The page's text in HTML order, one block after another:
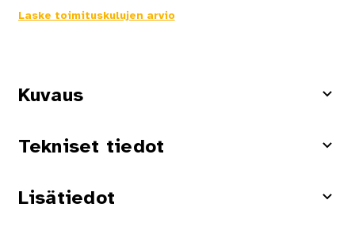
Laske toimituskulujen arvio
Kuvaus
Tekniset tiedot
Lisätiedot